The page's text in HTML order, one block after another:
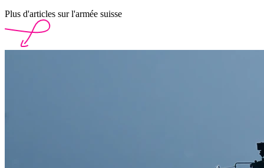
Plus d'articles sur l'armée suisse